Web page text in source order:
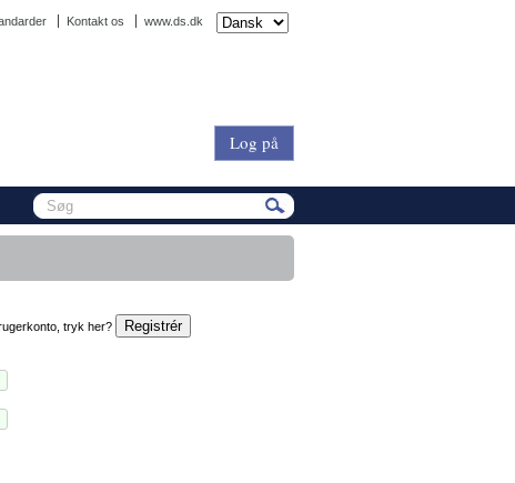
Kontakt os www.ds.dk
Log på
tryk her?